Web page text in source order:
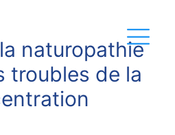
naturopathie
troubles de la